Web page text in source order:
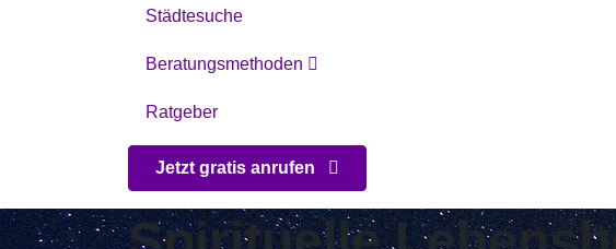
Städtesuche
Beratungsmethoden
Ratgeber
Jetzt gratis anrufen